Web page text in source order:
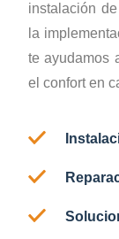
instalación
la
te ayudamos
el confort en